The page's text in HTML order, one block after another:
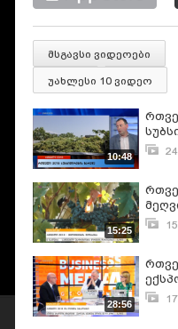
მსგავსი ვიდეოები
უახლესი 10 ვიდეო
10:48
15:25
28:56